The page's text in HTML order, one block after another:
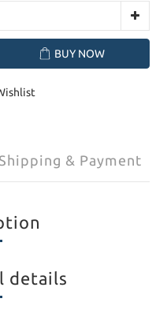
BUY NOW
Shipping & Payment
details